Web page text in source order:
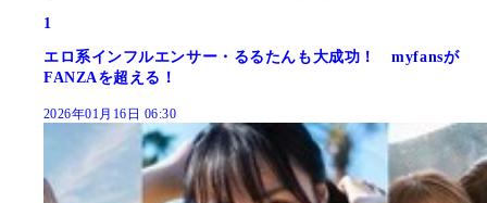
1
エロ系インフルエンサー・るるたんも大成功！ myfansが
FANZAを超える！
2026年01月16日 06:30